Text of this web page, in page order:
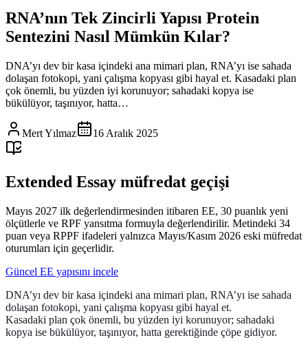
RNA’nın Tek Zincirli Yapısı Protein
Sentezini Nasıl Mümkün Kılar?
DNA’yı dev bir kasa içindeki ana mimari plan, RNA’yı ise sahada
dolaşan fotokopi, yani çalışma kopyası gibi hayal et. Kasadaki plan
çok önemli, bu yüzden iyi korunuyor; sahadaki kopya ise
bükülüyor, taşınıyor, hatta…
Mert Yılmaz 16 Aralık 2025
Extended Essay müfredat geçişi
Mayıs 2027 ilk değerlendirmesinden itibaren EE, 30 puanlık yeni
ölçütlerle ve RPF yansıtma formuyla değerlendirilir. Metindeki 34
puan veya RPPF ifadeleri yalnızca Mayıs/Kasım 2026 eski müfredat
oturumları için geçerlidir.
Güncel EE yapısını incele
DNA’yı dev bir kasa içindeki ana mimari plan, RNA’yı ise sahada
dolaşan fotokopi, yani çalışma kopyası gibi hayal et.
Kasadaki plan çok önemli, bu yüzden iyi korunuyor; sahadaki
kopya ise bükülüyor, taşınıyor, hatta gerektiğinde çöpe gidiyor.